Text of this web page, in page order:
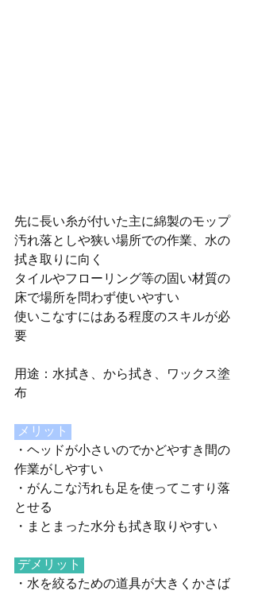
先に長い糸が付いた主に綿製のモップ
汚れ落としや狭い場所での作業、水の
拭き取りに向く
タイルやフローリング等の固い材質の
床で場所を問わず使いやすい
使いこなすにはある程度のスキルが必
要
用途：水拭き、から拭き、ワックス塗
布
メリット
・ヘッドが小さいのでかどやすき間の
作業がしやすい
・がんこな汚れも足を使ってこすり落
とせる
・まとまった水分も拭き取りやすい
デメリット
・水を絞るための道具が大きくかさば